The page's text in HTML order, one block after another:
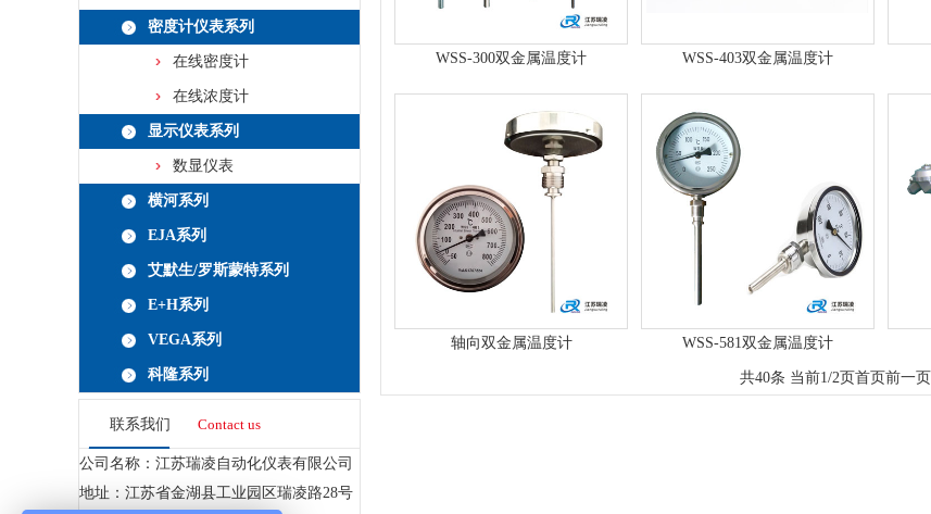
密度计仪表系列
在线密度计
在线浓度计
显示仪表系列
数显仪表
横河系列
EJA系列
艾默生/罗斯蒙特系列
E+H系列
VEGA系列
科隆系列
联系我们 Contact us
公司名称：江苏瑞凌自动化仪表有限公司
地址：江苏省金湖县工业园区瑞凌路28号
WSS-300双金属温度计 WSS-403双金属温度计
轴向双金属温度计 WSS-581双金属温度计
共40条 当前1/2页首页前一页